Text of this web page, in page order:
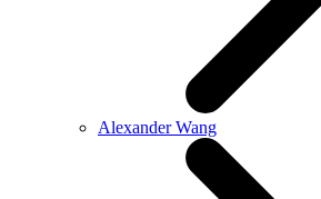
Alexander Wang